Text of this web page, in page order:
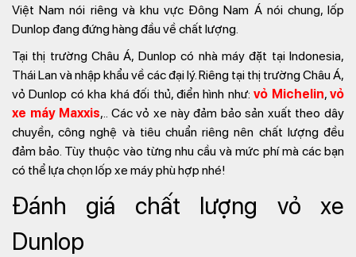
Việt Nam nói riêng và khu vực Đông Nam Á nói chung, lốp
Dunlop đang đứng hàng đầu về chất lượng.
Tại thị trường Châu Á, Dunlop có nhà máy đặt tại Indonesia,
Thái Lan và nhập khẩu về các đại lý. Riêng tại thị trường Châu Á,
vỏ Dunlop có kha khá đối thủ, điển hình như: vỏ Michelin,vỏ
xe máy Maxxis,.. Các vỏ xe này đảm bảo sản xuất theo dây
chuyền, công nghệ và tiêu chuẩn riêng nên chất lượng đều
đảm bảo. Tùy thuộc vào từng nhu cầu và mức phí mà các bạn
có thể lựa chọn lốp xe máy phù hợp nhé!
Đánh giá chất lượng vỏ xe
Dunlop